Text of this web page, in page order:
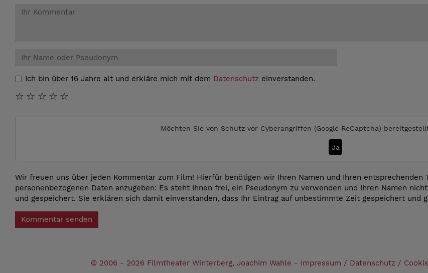
Ich bin über 16 Jahre alt und erkläre mich mit dem Datenschutz einverstanden.
☆
☆
☆
☆
☆
Möchten Sie von Schutz vor Cyberangriffen (Google ReCaptcha)
Ja
Wir freuen uns über jeden Kommentar zum Film! Hierfür benötigen wir Ihren Namen und Ihren entsprechenden
personenbezogenen Daten anzugeben: Es steht Ihnen frei, ein Pseudonym zu verwenden und Ihren Namen
und gespeichert. Sie erklären sich damit einverstanden, dass Ihr Eintrag auf unbestimmte Zeit gespeichert
Kommentar senden
© 2006 - 2026 Filmtheater Winterberg, Joachim Wahle - Impressum / Datenschutz /